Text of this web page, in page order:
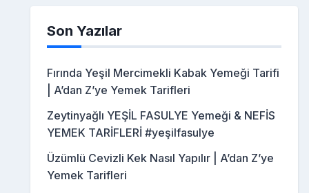
Son Yazılar
Fırında Yeşil Mercimekli Kabak Yemeği Tarifi
| A’dan Z’ye Yemek Tarifleri
Zeytinyağlı YEŞİL FASULYE Yemeği & NEFİS
YEMEK TARİFLERİ #yeşilfasulye
Üzümlü Cevizli Kek Nasıl Yapılır | A’dan Z’ye
Yemek Tarifleri